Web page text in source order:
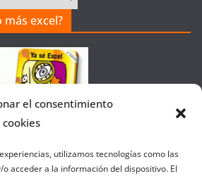
el consentimiento
utilizamos tecnologías como las
acceder a la información del dispositivo. El
más excel?